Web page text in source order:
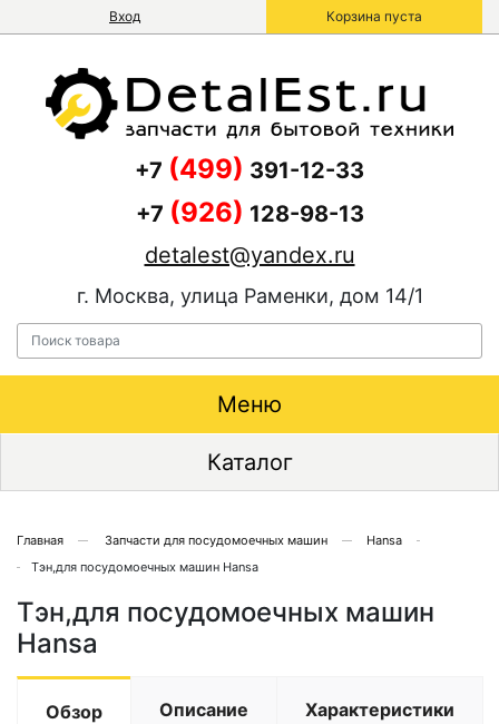
Вход Корзина пуста
+7 (499) 391-12-33
+7 (926) 128-98-13
detalest@yandex.ru
г. Москва, улица Раменки, дом 14/1
Меню
Каталог
Главная Запчасти для посудомоечных машин
Hansa
Тэн,для посудомоечных машин Hansa
Тэн,для посудомоечных машин
Hansa
Обзор Описание Характеристики